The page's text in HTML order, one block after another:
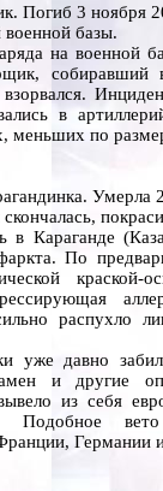
Погиб 3 ноября
базы.
на военной
собиравший
в
меньших по
Умерла
По
краской-
распухло
давно забили
и другие
из себя
Подобное